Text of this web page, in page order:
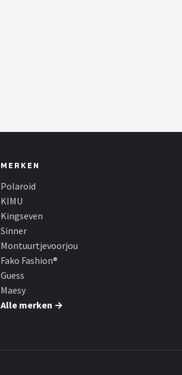
MERKEN
Polaroid
KIMU
Kingseven
Sinner
Montuurtjevoorjou
Fako Fashion®
Guess
Maesy
Alle merken →